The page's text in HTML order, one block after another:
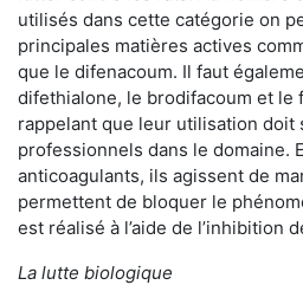
utilisés dans cette catégorie on
principales matières actives
que le difenacoum. Il faut
difethialone, le brodifacoum et le
rappelant que leur utilisation doit
professionnels dans le domaine.
anticoagulants, ils agissent de
permettent de bloquer le
est réalisé à l’aide de l’inhibition
La lutte biologique